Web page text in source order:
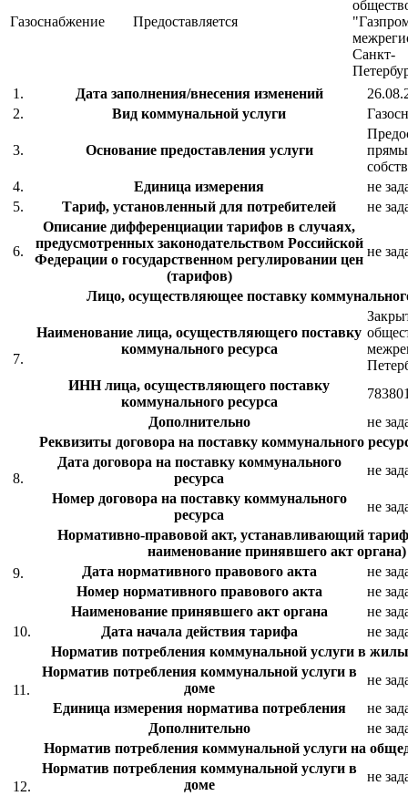
Газоснабжение Предоставляется
Санкт-
1.
Дата заполнения/внесения изменений
2.
Вид коммунальной услуги
3. Основание предоставления услуги
4.
Единица измерения
не
5.
Тариф, установленный для потребителей не
6.
Описание дифференциации тарифов в случаях,
предусмотренных законодательством Российской
Федерации о государственном регулировании цен
(тарифов)
не
7.
Лицо, осуществляющее поставку
Наименование лица, осуществляющего поставку
коммунального ресурса
ИНН лица, осуществляющего поставку
коммунального ресурса
Дополнительно
не
8.
Реквизиты договора на поставку коммунального
Дата договора на поставку коммунального
ресурса
не
Номер договора на поставку коммунального
ресурса
не
9.
Нормативно-правовой акт, устанавливающий
наименование принявшего акт органа)
Дата нормативного правового акта
не
Номер нормативного правового акта
не
Наименование принявшего акт органа
не
10.
Дата начала действия тарифа не
11.
Норматив потребления коммунальной услуги в
Норматив потребления коммунальной услуги в
доме
не
Единица измерения норматива потребления
не
Дополнительно
не
12.
Норматив потребления коммунальной услуги на
Норматив потребления коммунальной услуги в
доме
не